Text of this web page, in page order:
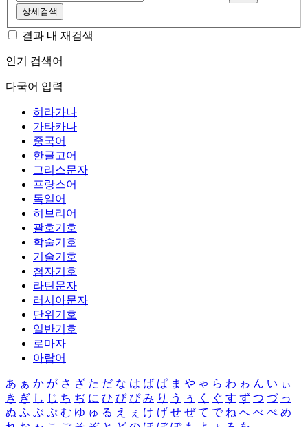
상세검색
결과 내 재검색
인기 검색어
다국어 입력
히라가나
가타카나
중국어
한글고어
그리스문자
프랑스어
독일어
히브리어
괄호기호
학술기호
기술기호
첨자기호
라틴문자
러시아문자
단위기호
일반기호
로마자
아랍어
あ ぁ か が さ ざ た だ な は ば ぱ ま や ゃ ら わ ゎ ん い ぃ
き ぎ し じ ち ぢ に ひ び ぴ み り う ぅ く ぐ す ず つ づ っ
ぬ ふ ぶ ぷ む ゆ ゅ る え ぇ け げ せ ぜ て で ね へ べ ぺ め